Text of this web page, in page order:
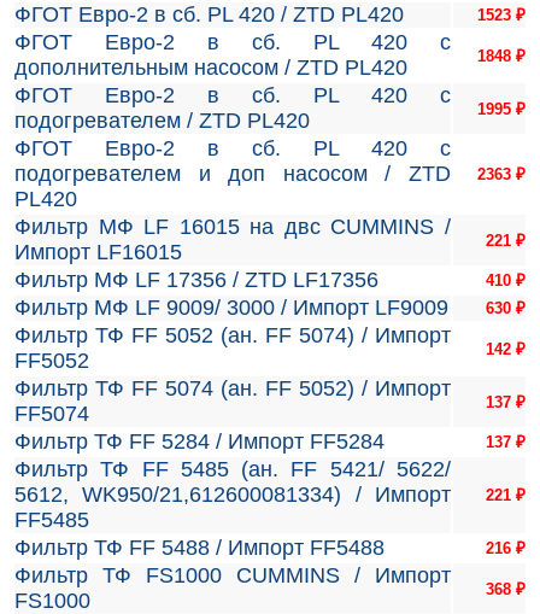
ФГОТ Евро-2 в сб. PL 420 / ZTD PL420 1523 ₽
ФГОТ Евро-2 в сб. PL 420 с
дополнительным насосом / ZTD PL420
1848 ₽
ФГОТ Евро-2 в сб. PL 420 с
подогревателем / ZTD PL420
1995 ₽
ФГОТ Евро-2 в сб. PL 420 с
подогревателем и доп насосом / ZTD
PL420
2363 ₽
Фильтр МФ LF 16015 на двc CUMMINS /
Импорт LF16015
221 ₽
Фильтр МФ LF 17356 / ZTD LF17356 410 ₽
Фильтр МФ LF 9009/ 3000 / Импорт LF9009 630 ₽
Фильтр ТФ FF 5052 (ан. FF 5074) / Импорт
FF5052
142 ₽
Фильтр ТФ FF 5074 (ан. FF 5052) / Импорт
FF5074
137 ₽
Фильтр ТФ FF 5284 / Импорт FF5284 137 ₽
Фильтр ТФ FF 5485 (ан. FF 5421/ 5622/
5612, WK950/21,612600081334) / Импорт
FF5485
221 ₽
Фильтр ТФ FF 5488 / Импорт FF5488 216 ₽
Фильтр ТФ FS1000 CUMMINS / Импорт
FS1000
368 ₽